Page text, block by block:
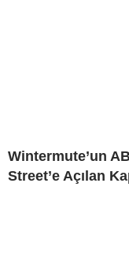
Wintermute’un
Street’e Açılan